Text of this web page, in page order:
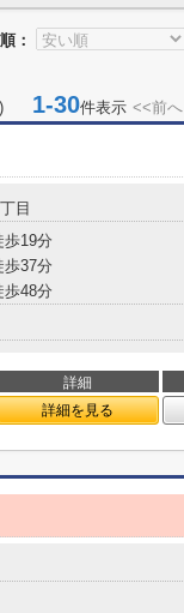
：
1-30件表示 <<前へ
目
歩19分
歩37分
歩48分
詳細
詳細を見る